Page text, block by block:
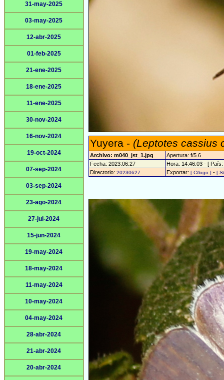
31-may-2025
03-may-2025
12-abr-2025
01-feb-2025
21-ene-2025
18-ene-2025
11-ene-2025
30-nov-2024
16-nov-2024
19-oct-2024
07-sep-2024
03-sep-2024
23-ago-2024
27-jul-2024
15-jun-2024
19-may-2024
18-may-2024
11-may-2024
10-may-2024
04-may-2024
28-abr-2024
21-abr-2024
20-abr-2024
Yuyera - (Leptotes cassius
Archivo: m040_jst_1.jpg
Apertura: f/5.6
Fecha: 2023:06:27
Hora: 14:46:03 - [ País:
Directorio: 20230627 Exportar: [ C/logo ] - [